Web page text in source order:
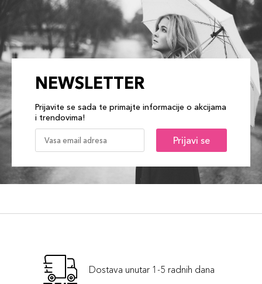
NEWSLETTER
Prijavite se sada te primajte informacije o akcijama
i trendovima!
Prijavi se
Dostava unutar 1-5 radnih dana